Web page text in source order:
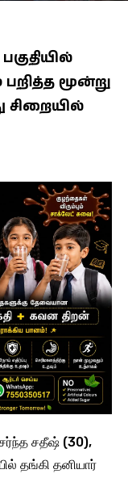
பறித்த மூன்று
சிறையில்
சதீஷ் (30),
தங்கி தனியார்